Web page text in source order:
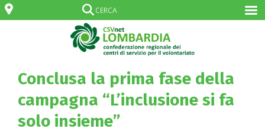
Conclusa la prima fase della
campagna “L’inclusione si fa
solo insieme”